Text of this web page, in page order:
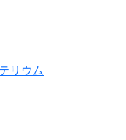
リウム